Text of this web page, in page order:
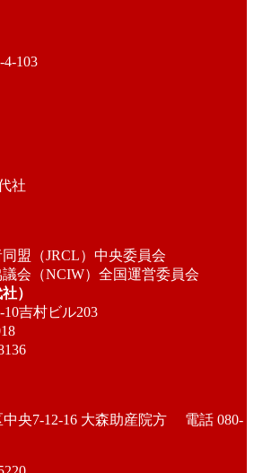
103
社
盟（JRCL）中央委員会
会（NCIW）全国運営委員会
）
吉村ビル203
中央7-12-16 大森助産院方 電話 080-